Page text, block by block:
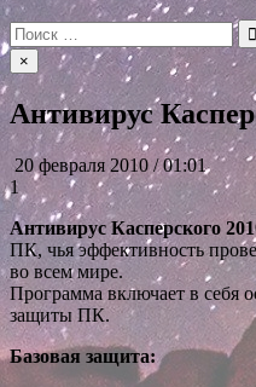
Искать:
×
Антивирус
20 февраля 2010 / 01:01
1
Антивирус Касперского
ПК, чья эффективность
во всем мире.
Программа включает в себя
защиты ПК.
Базовая защита: